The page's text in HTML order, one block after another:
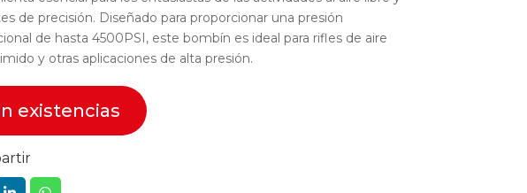
de precisión. Diseñado para proporcionar una presión
de hasta 4500PSI, este bombín es ideal para rifles de aire
y otras aplicaciones de alta presión.
existencias